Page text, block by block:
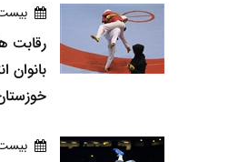
بيست
رقابت
بانوان
بيست